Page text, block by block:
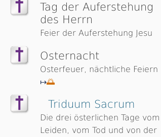
Tag der Auferstehung
des Herrn
Feier der Auferstehung Jesu
Osternacht
Osterfeuer, nächtliche Feiern
↦🌅
Triduum Sacrum
Die drei österlichen Tage vom
Leiden, vom Tod und von der